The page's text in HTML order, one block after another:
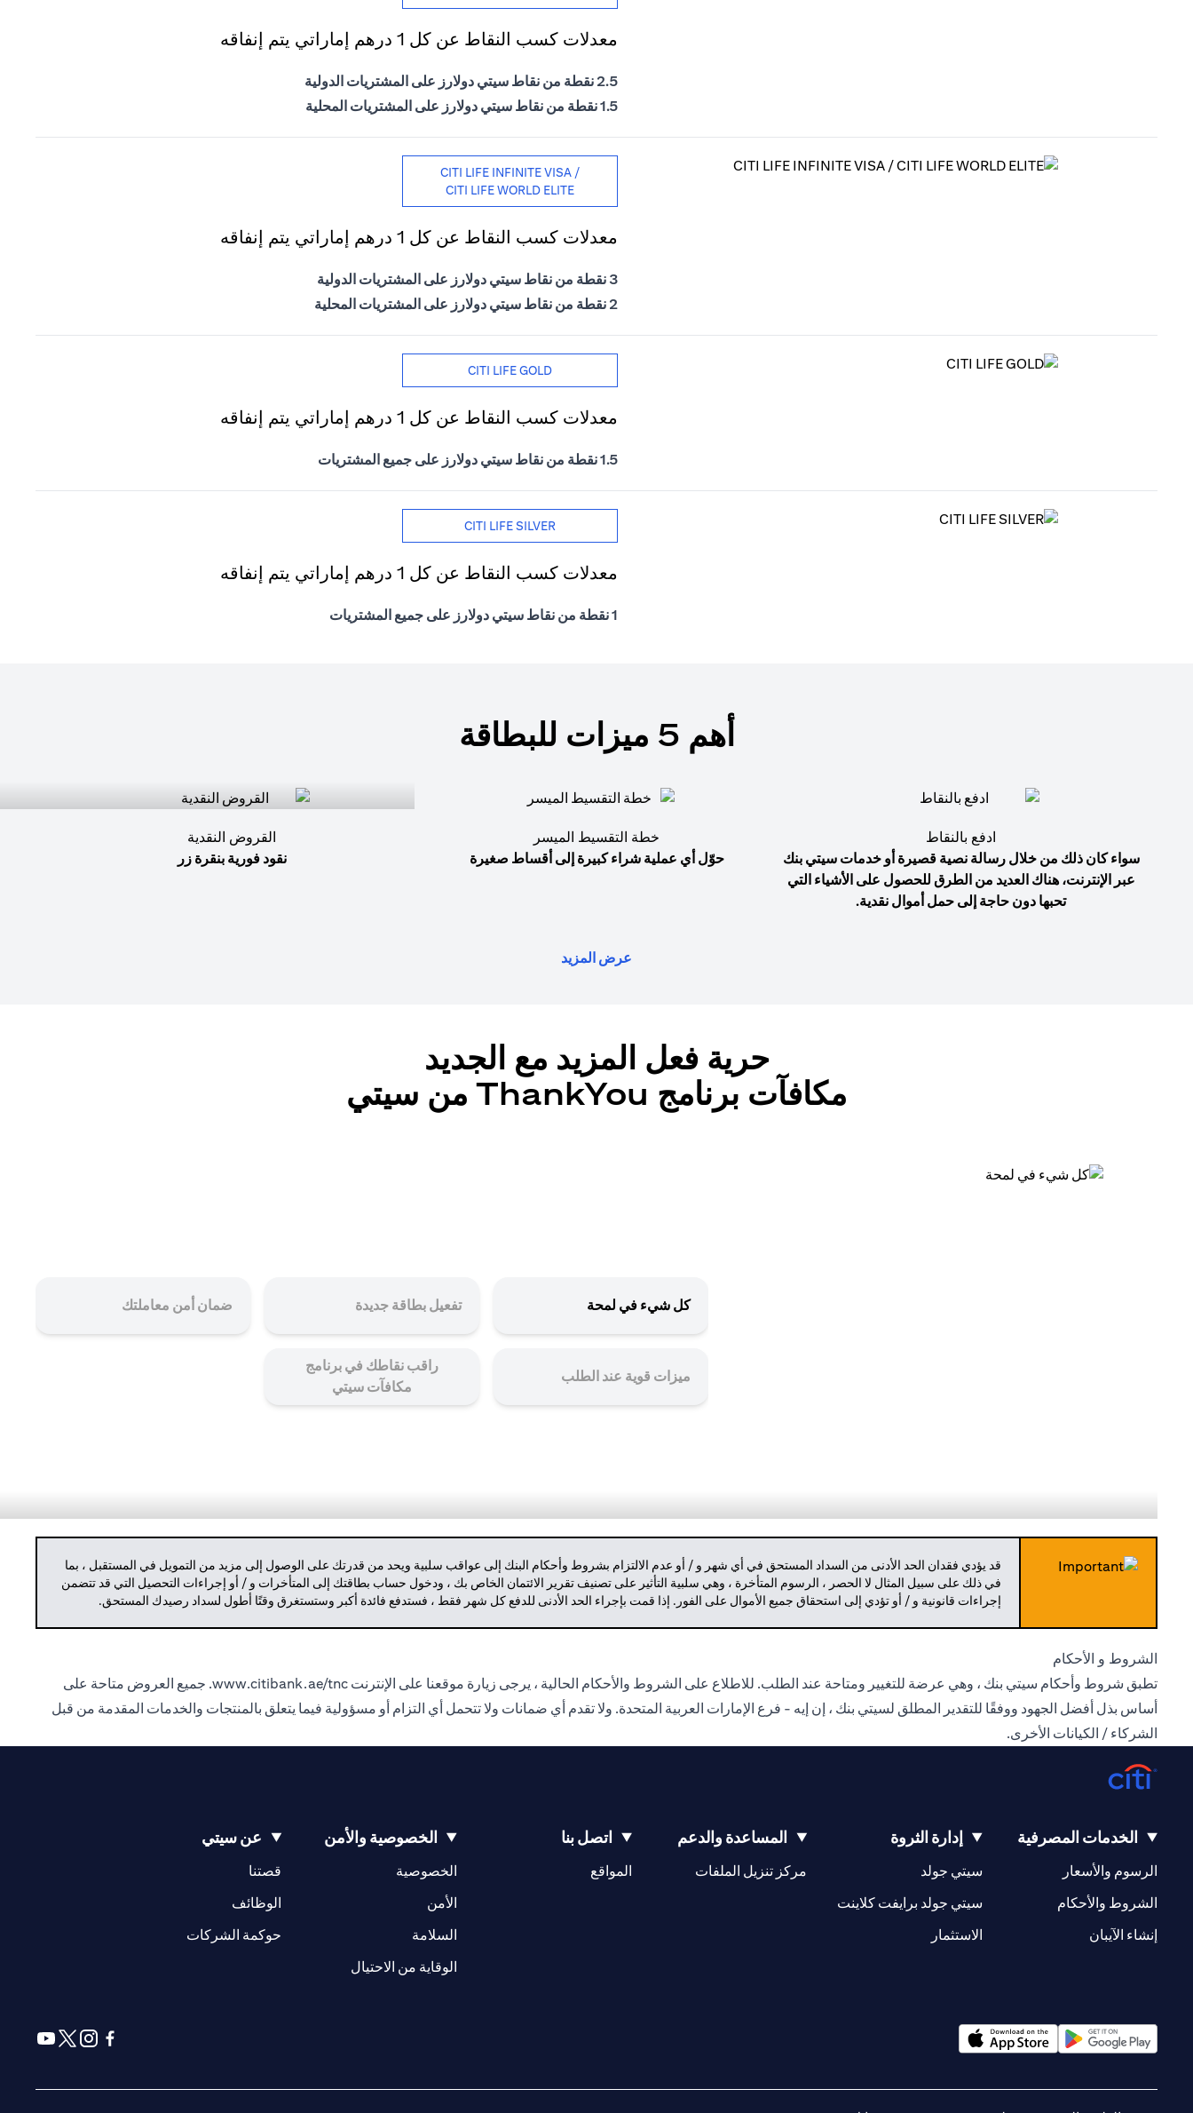
معدلات كسب النقاط عن كل 1 درهم إماراتي يتم إنفاقه
2.5 نقطة من نقاط سيتي دولارز على المشتريات الدولية
1.5 نقطة من نقاط سيتي دولارز على المشتريات المحلية
CITI LIFE INFINITE VISA /
CITI LIFE WORLD ELITE
معدلات كسب النقاط عن كل 1 درهم إماراتي يتم إنفاقه
3 نقطة من نقاط سيتي دولارز على المشتريات الدولية
2 نقطة من نقاط سيتي دولارز على المشتريات المحلية
CITI LIFE GOLD
معدلات كسب النقاط عن كل 1 درهم إماراتي يتم إنفاقه
1.5 نقطة من نقاط سيتي دولارز على جميع المشتريات
CITI LIFE SILVER
معدلات كسب النقاط عن كل 1 درهم إماراتي يتم إنفاقه
1 نقطة من نقاط سيتي دولارز على جميع المشتريات
أهم 5 ميزات للبطاقة
ادفع بالنقاط
سواء كان ذلك من خلال رسالة نصية قصيرة أو خدمات سيتي بنك
عبر الإنترنت، هناك العديد من الطرق للحصول على الأشياء التي
تحبها دون حاجة إلى حمل أموال نقدية.
خطة التقسيط الميسر
حوّل أي عملية شراء كبيرة إلى أقساط صغيرة
القروض النقدية
نقود فورية بنقرة زر
عرض المزيد
حرية فعل المزيد مع الجديد
مكافآت برنامج ThankYou من سيتي
كل شيء في لمحة تفعيل بطاقة جديدة ضمان أمن معاملتك
ميزات قوية عند الطلب
راقب نقاطك في برنامج
مكافآت سيتي
قد يؤدي فقدان الحد الأدنى من السداد المستحق في أي شهر و / أو عدم الالتزام بشروط وأحكام البنك إلى عواقب سلبية ويحد من قدرتك على الوصول إلى مزيد من التمويل في المستقبل ، بما
في ذلك على سبيل المثال لا الحصر ، الرسوم المتأخرة ، وهي سلبية التأثير على تصنيف تقرير الائتمان الخاص بك ، ودخول حساب بطاقتك إلى المتأخرات و / أو إجراءات التحصيل التي قد تتضمن
إجراءات قانونية و / أو تؤدي إلى استحقاق جميع الأموال على الفور. إذا قمت بإجراء الحد الأدنى للدفع كل شهر فقط ، فستدفع فائدة أكبر وستستغرق وقتًا أطول لسداد رصيدك المستحق.
الشروط و الأحكام
تطبق شروط وأحكام سيتي بنك ، وهي عرضة للتغيير ومتاحة عند الطلب. للاطلاع على الشروط والأحكام الحالية ، يرجى زيارة موقعنا على الإنترنت www.citibank.ae/tnc. جميع العروض متاحة على
أساس بذل أفضل الجهود ووفقًا للتقدير المطلق لسيتي بنك ، إن إيه - فرع الإمارات العربية المتحدة. ولا تقدم أي ضمانات ولا تتحمل أي التزام أو مسؤولية فيما يتعلق بالمنتجات والخدمات المقدمة من قبل
الشركاء / الكيانات الأخرى.
الخدمات المصرفية
الرسوم والأسعار
الشروط والأحكام
إنشاء الآيبان
إدارة الثروة
سيتي جولد
سيتي جولد برايفت كلاينت
الاستثمار
المساعدة والدعم
مركز تنزيل الملفات
اتصل بنا
المواقع
(opens in a new tab)
الخصوصية والأمن
الخصوصية
الأمن
السلامة
الوقاية من الاحتيال
عن سيتي
قصتنا
(opens in a new tab)
الوظائف
(opens in a new tab)
حوكمة الشركات
(opens in a new tab)